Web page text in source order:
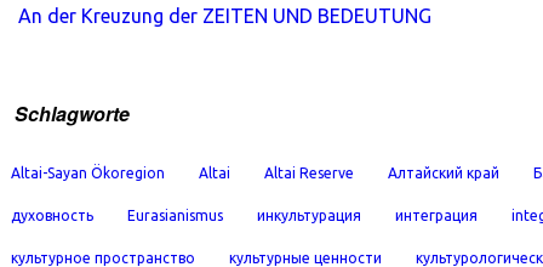
An der Kreuzung der ZEITEN UND BEDEUTUNG
Schlagworte
Altai-Sayan Ökoregion Altai Altai Reserve Алтайский край
духовность Eurasianismus инкультурация интеграция
культурное пространство культурные ценности